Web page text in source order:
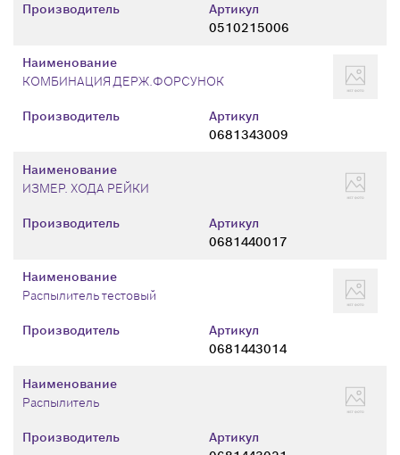
Производитель
Артикул
0510215006
Производитель
Артикул
0681343009
Наименование
КОМБИНАЦИЯ ДЕРЖ.ФОРСУНОК
Производитель
Артикул
0681440017
Наименование
ИЗМЕР. ХОДА РЕЙКИ
Производитель
Артикул
0681443014
Наименование
Распылитель тестовый
Производитель
Артикул
Наименование
Распылитель